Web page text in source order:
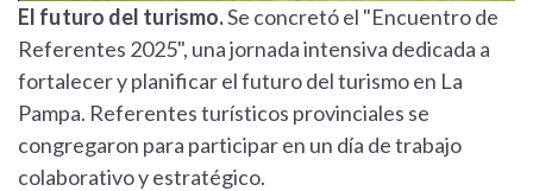
El futuro del turismo.Se concretó el "Encuentro de
Referentes 2025", una jornada intensiva dedicada a
fortalecer y planificar el futuro del turismo en La
Pampa. Referentes turísticos provinciales se
congregaron para participar en un día de trabajo
colaborativo y estratégico.